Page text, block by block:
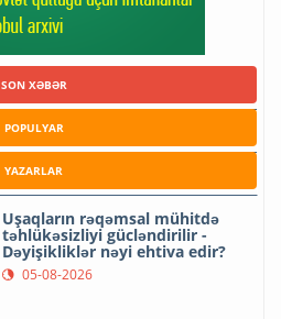
SON XƏBƏR
POPULYAR
YAZARLAR
Uşaqların rəqəmsal mühitdə
təhlükəsizliyi gücləndirilir -
Dəyişikliklər nəyi ehtiva edir?
05-08-2026